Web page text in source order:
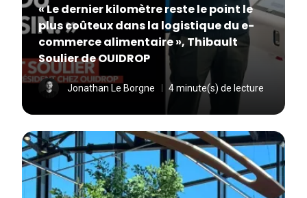
« Le dernier kilomètre reste le point le
plus coûteux dans la logistique du e-
commerce alimentaire », Thibault
Soulier de OUIDROP
Jonathan Le Borgne 4 minute(s) de lecture